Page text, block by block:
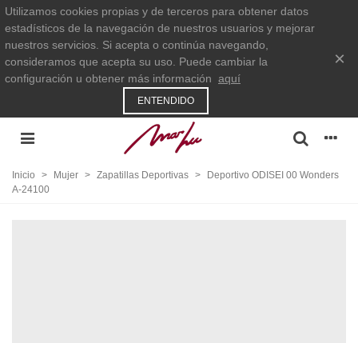
Utilizamos cookies propias y de terceros para obtener datos
estadísticos de la navegación de nuestros usuarios y mejorar
nuestros servicios. Si acepta o continúa navegando,
consideramos que acepta su uso. Puede cambiar la
configuración u obtener más información aquí
ENTENDIDO
×
Inicio > Mujer > Zapatillas Deportivas >
Deportivo ODISEI 00 Wonders
A-24100